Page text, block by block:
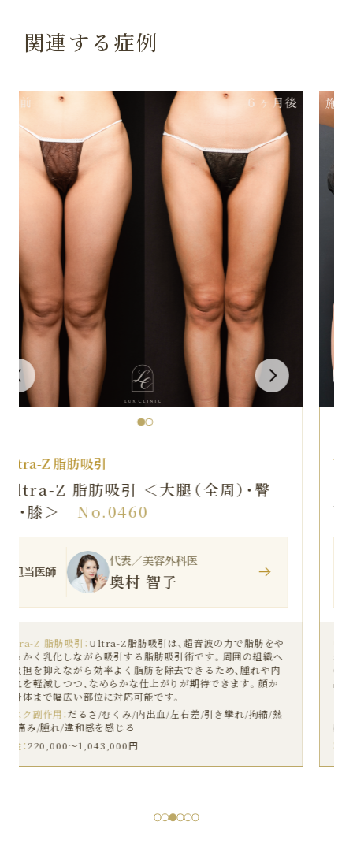
関連する症例
Ultra-Z 脂肪吸引
Ultra-Z 脂肪吸引 ＜腹部全面（上・
下）・脇腹（前・後）・腰＞
担当医師
代表／美容外科医
奥村 智子
Ultra-Z 脂肪吸引：Ultra-Z脂肪吸引は、超音波の力で脂肪をや
わらかく乳化しながら吸引する脂肪吸引術です。周囲の組織へ
の負担を抑えながら効率よく脂肪を除去できるため、腫れや内
出血を軽減しつつ、なめらかな仕上がりが期待できます。顔か
ら身体まで幅広い部位に対応可能です。
リスク副作用：だるさ/むくみ/内出血/左右差/引き攣れ/拘縮/熱
感/痛み/腫れ/違和感を感じる
料金：220,000〜1,043,000円